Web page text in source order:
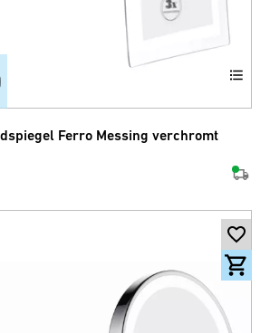
Ferro Messing verchromt